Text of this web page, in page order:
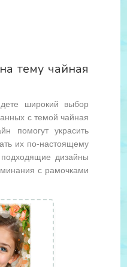
тему чайная
широкий выбор
с темой чайная
помогут украсить
их по-настоящему
дизайны
с рамочками